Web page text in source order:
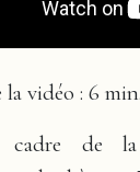
la vidéo : 6
de la